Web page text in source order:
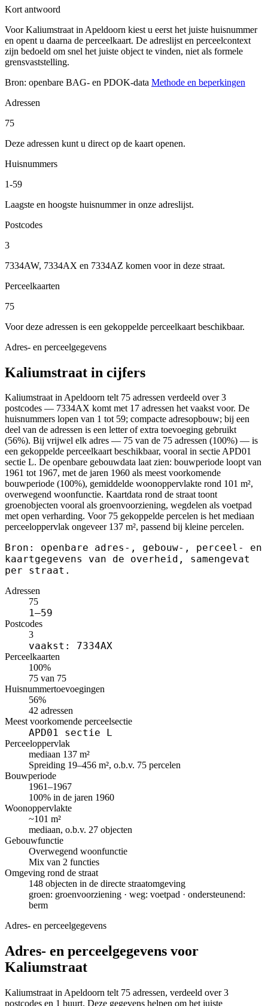
Kort antwoord
Voor Kaliumstraat in Apeldoorn kiest u eerst het juiste huisnummer
en opent u daarna de perceelkaart. De adreslijst en perceelcontext
zijn bedoeld om snel het juiste object te vinden, niet als formele
grensvaststelling.
Bron: openbare BAG- en PDOK-data Methode en beperkingen
Adressen
75
Deze adressen kunt u direct op de kaart openen.
Huisnummers
1-59
Laagste en hoogste huisnummer in onze adreslijst.
Postcodes
3
7334AW, 7334AX en 7334AZ komen voor in deze straat.
Perceelkaarten
75
Voor deze adressen is een gekoppelde perceelkaart beschikbaar.
Adres- en perceelgegevens
Kaliumstraat in cijfers
Kaliumstraat in Apeldoorn telt 75 adressen verdeeld over 3
postcodes — 7334AX komt met 17 adressen het vaakst voor. De
huisnummers lopen van 1 tot 59; compacte adresopbouw; bij een
deel van de adressen is een letter of extra toevoeging gebruikt
(56%). Bij vrijwel elk adres — 75 van de 75 adressen (100%) — is
een gekoppelde perceelkaart beschikbaar, vooral in sectie APD01
sectie L. De openbare gebouwdata laat zien: bouwperiode loopt van
1961 tot 1967, met de jaren 1960 als meest voorkomende
bouwperiode (100%), gemiddelde woonoppervlakte rond 101 m²,
overwegend woonfunctie. Kaartdata rond de straat toont
groenobjecten vooral als groenvoorziening, wegdelen als voetpad
met open verharding. Voor 75 gekoppelde percelen is het mediaan
perceeloppervlak ongeveer 137 m², passend bij kleine percelen.
Bron: openbare adres-, gebouw-, perceel- en
kaartgegevens van de overheid, samengevat
per straat.
Adressen
75
1–59
Postcodes
3
vaakst: 7334AX
Perceelkaarten
100%
75 van 75
Huisnummertoevoegingen
56%
42 adressen
Meest voorkomende perceelsectie
APD01 sectie L
Perceeloppervlak
mediaan 137 m²
Spreiding 19–456 m², o.b.v. 75 percelen
Bouwperiode
1961–1967
100% in de jaren 1960
Woonoppervlakte
~101 m²
mediaan, o.b.v. 27 objecten
Gebouwfunctie
Overwegend woonfunctie
Mix van 2 functies
Omgeving rond de straat
148 objecten in de directe straatomgeving
groen: groenvoorziening · weg: voetpad · ondersteunend:
berm
Adres- en perceelgegevens
Adres- en perceelgegevens voor
Kaliumstraat
Kaliumstraat in Apeldoorn telt 75 adressen, verdeeld over 3
postcodes en 1 buurt. Deze gegevens helpen om het juiste